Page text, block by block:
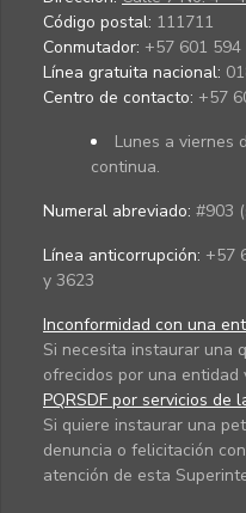
Código postal: 111711
Conmutador: +57 601
Línea gratuita nacional:
Centro de contacto: +57
Lunes a viernes
continua.
Numeral abreviado: #903
Línea anticorrupción: +57
y 3623
Inconformidad con una
Si necesita instaurar una
ofrecidos por una entidad
PQRSDF por servicios de
Si quiere instaurar una
denuncia o felicitación
atención de esta